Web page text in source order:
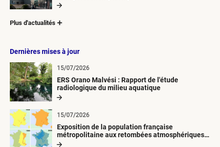
Plus d'actualités
Dernières mises à jour
ERS Orano Malvési : Rapport de l'étude
radiologique du milieu aquatique
15/07/2026
Exposition de la population française
métropolitaine aux retombées atmosphériques
radioactives depuis 1945
15/07/2026